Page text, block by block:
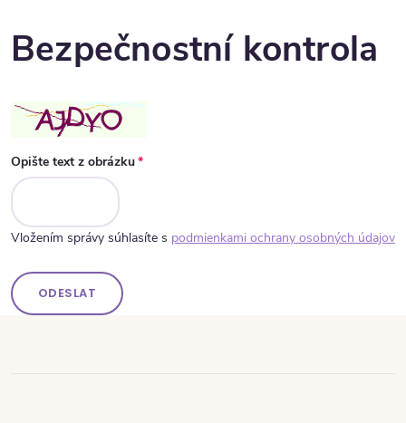
Bezpečnostní kontrola
Opište text z obrázku
Vložením správy súhlasíte s podmienkami ochrany osobných údajov
ODESLAT